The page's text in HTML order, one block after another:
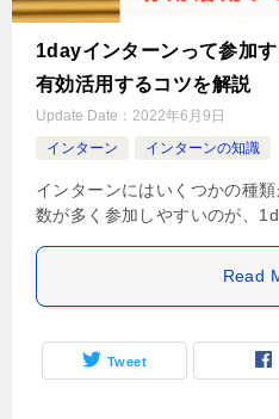
1dayインターンって参加
有効活用するコツを解説
Update Date： 2022年6月9日
インターン
インターンの知識
インターンにはいくつかの種
数が多く参加しやすいのが、
Read
Tweet